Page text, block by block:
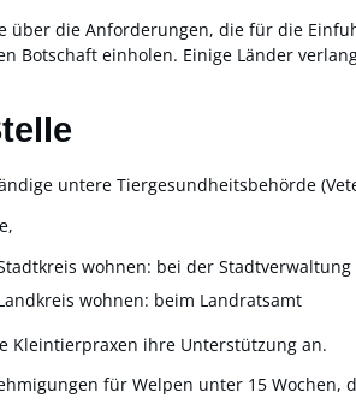
über die Anforderungen, die für die
Botschaft einholen. Einige Länder
untere Tiergesundheitsbehörde
wohnen: bei der Stadtverwaltung
wohnen: beim Landratsamt
Kleintierpraxen ihre Unterstützung an.
für Welpen unter 15